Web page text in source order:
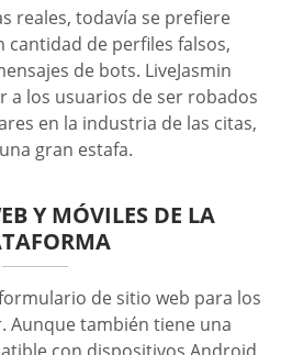
reales, todavía se prefiere
cantidad de perfiles falsos,
de bots. LiveJasmin
a los usuarios de ser robados
en la industria de las citas,
gran estafa.
Y MÓVILES DE LA
de sitio web para los
Aunque también tiene una